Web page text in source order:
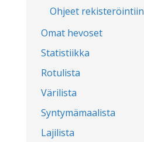
Ohjeet rekisteröintiin
Omat hevoset
Statistiikka
Rotulista
Värilista
Syntymämaalista
Lajilista